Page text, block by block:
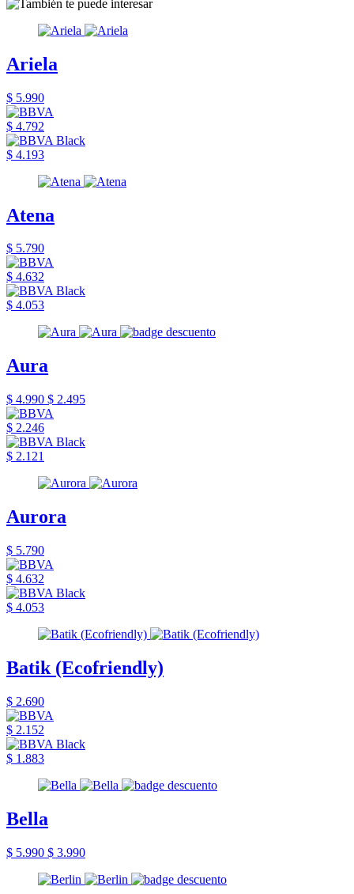
Ariela
$ 5.990
$ 4.792
$ 4.193
Atena
$ 5.790
$ 4.632
$ 4.053
Aura
$ 4.990 $ 2.495
$ 2.246
$ 2.121
Aurora
$ 5.790
$ 4.632
$ 4.053
Batik (Ecofriendly)
$ 2.690
$ 2.152
$ 1.883
Bella
$ 5.990 $ 3.990